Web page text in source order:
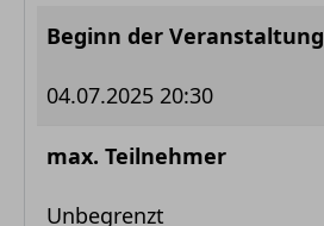
Beginn der Veranstaltung
04.07.2025 20:30
max. Teilnehmer
Unbegrenzt